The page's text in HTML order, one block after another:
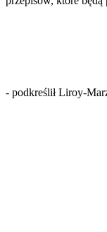
- podkreślił Liroy-